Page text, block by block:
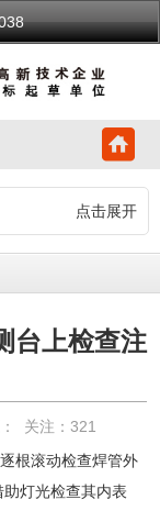
点击展开
台上检查注
关注： 321
根滚动检查焊管外
灯光检查其内表